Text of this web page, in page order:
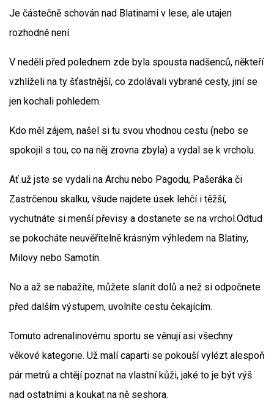
Je částečně schován nad Blatinami v lese, ale utajen
rozhodně není.
V neděli před polednem zde byla spousta nadšenců, někteří
vzhlíželi na ty šťastnější, co zdolávali vybrané cesty, jiní se
jen kochali pohledem.
Kdo měl zájem, našel si tu svou vhodnou cestu (nebo se
spokojil s tou, co na něj zrovna zbyla) a vydal se k vrcholu.
Ať už jste se vydali na Archu nebo Pagodu, Pašeráka či
Zastrčenou skalku, všude najdete úsek lehčí i těžší,
vychutnáte si menší převisy a dostanete se na vrchol.Odtud
se pokocháte neuvěřitelně krásným výhledem na Blatiny,
Milovy nebo Samotín.
No a až se nabažíte, můžete slanit dolů a než si odpočnete
před dalším výstupem, uvolníte cestu čekajícím.
Tomuto adrenalinovému sportu se věnují asi všechny
věkové kategorie. Už malí caparti se pokouší vylézt alespoň
pár metrů a chtějí poznat na vlastní kůži, jaké to je být výš
nad ostatními a koukat na ně seshora.